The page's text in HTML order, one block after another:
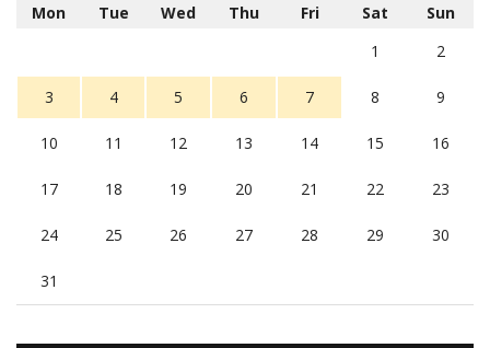
Mon Tue Wed Thu Fri Sat
Sun
1
2
3 4 5 6 7 8 9
10 11 12 13 14 15 16
17 18 19 20 21 22 23
24 25 26 27 28 29 30
31